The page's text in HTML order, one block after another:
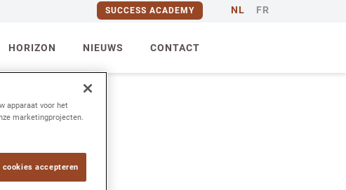
SUCCESS ACADEMY NL FR
HORIZON NIEUWS CONTACT
apparaat voor het
marketingprojecten.
cookies accepteren